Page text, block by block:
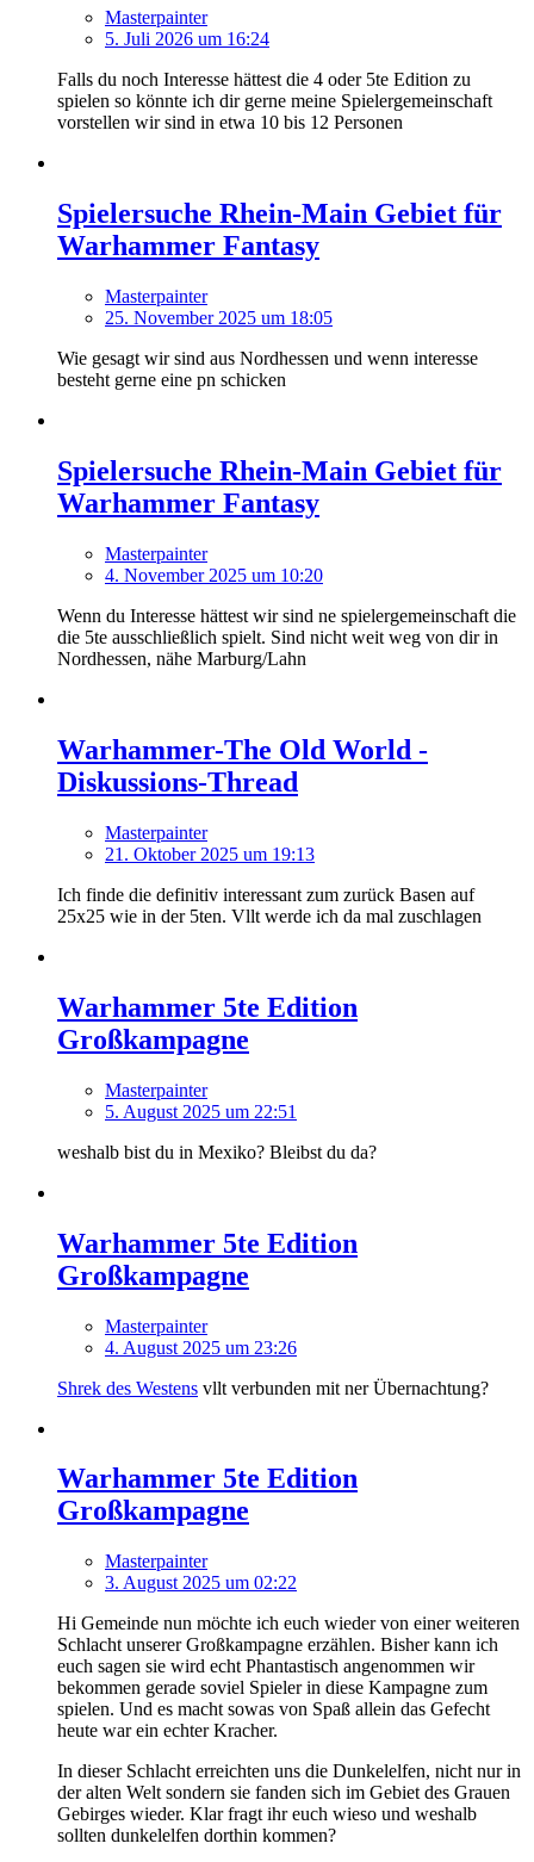
Masterpainter
5. Juli 2026 um 16:24
Falls du noch Interesse hättest die 4 oder 5te Edition zu
spielen so könnte ich dir gerne meine Spielergemeinschaft
vorstellen wir sind in etwa 10 bis 12 Personen
Spielersuche Rhein-Main Gebiet für
Warhammer Fantasy
Masterpainter
25. November 2025 um 18:05
Wie gesagt wir sind aus Nordhessen und wenn interesse
besteht gerne eine pn schicken
Spielersuche Rhein-Main Gebiet für
Warhammer Fantasy
Masterpainter
4. November 2025 um 10:20
Wenn du Interesse hättest wir sind ne spielergemeinschaft die
die 5te ausschließlich spielt. Sind nicht weit weg von dir in
Nordhessen, nähe Marburg/Lahn
Warhammer-The Old World -
Diskussions-Thread
Masterpainter
21. Oktober 2025 um 19:13
Ich finde die definitiv interessant zum zurück Basen auf
25x25 wie in der 5ten. Vllt werde ich da mal zuschlagen
Warhammer 5te Edition
Großkampagne
Masterpainter
5. August 2025 um 22:51
weshalb bist du in Mexiko? Bleibst du da?
Warhammer 5te Edition
Großkampagne
Masterpainter
4. August 2025 um 23:26
Shrek des Westens vllt verbunden mit ner Übernachtung?
Warhammer 5te Edition
Großkampagne
Masterpainter
3. August 2025 um 02:22
Hi Gemeinde nun möchte ich euch wieder von einer weiteren
Schlacht unserer Großkampagne erzählen. Bisher kann ich
euch sagen sie wird echt Phantastisch angenommen wir
bekommen gerade soviel Spieler in diese Kampagne zum
spielen. Und es macht sowas von Spaß allein das Gefecht
heute war ein echter Kracher.
In dieser Schlacht erreichten uns die Dunkelelfen, nicht nur in
der alten Welt sondern sie fanden sich im Gebiet des Grauen
Gebirges wieder. Klar fragt ihr euch wieso und weshalb
sollten dunkelelfen dorthin kommen?